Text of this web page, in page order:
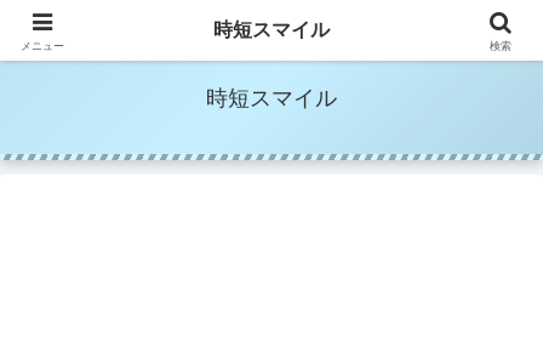
時短家事＆時短美容でママの笑顔を増やす
時短スマイル
メニュー
時短スマイル
検索